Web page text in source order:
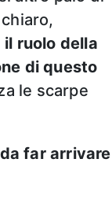
ruolo della
di questo
le scarpe
far arrivare